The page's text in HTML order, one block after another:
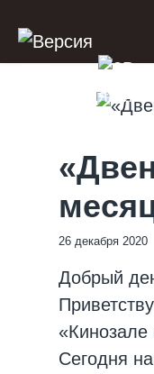
26 декабря 2020
Добрый
«Кинозале
Сегодня